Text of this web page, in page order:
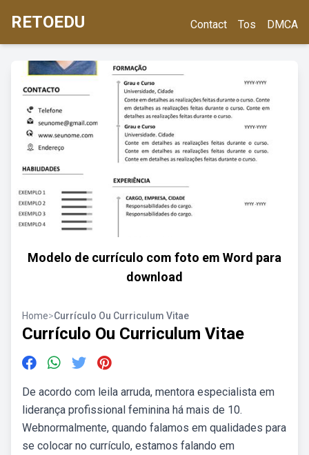
RETOEDU Contact Tos DMCA
Modelo de currículo com foto em Word para
download
Home>Currículo Ou Curriculum Vitae
Currículo Ou Curriculum Vitae
De acordo com leila arruda, mentora especialista em
liderança profissional feminina há mais de 10.
Webnormalmente, quando falamos em qualidades para
se colocar no currículo, estamos falando em